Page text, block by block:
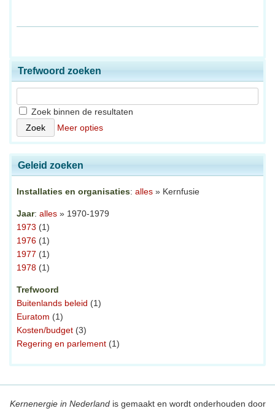
Trefwoord zoeken
Zoek binnen de resultaten
Meer opties
Geleid zoeken
Installaties en organisaties: alles » Kernfusie
Jaar: alles » 1970-1979
1973 (1)
1976 (1)
1977 (1)
1978 (1)
Trefwoord
Buitenlands beleid (1)
Euratom (1)
Kosten/budget (3)
Regering en parlement (1)
Kernenergie in Nederlandis gemaakt en wordt onderhouden door